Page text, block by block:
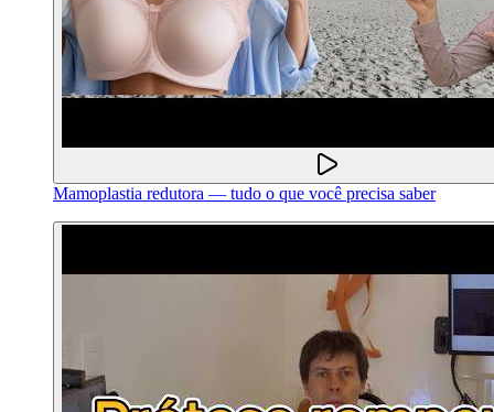
Mamoplastia redutora — tudo o que você precisa saber